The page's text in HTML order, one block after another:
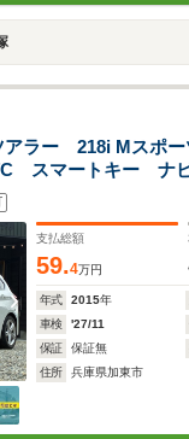
アラー 218i Mスポ
スマートキー ナ
支払総額
59.4万円
年式 2015年
車検
'27/11
保証
保証無
住所
兵庫県加東市